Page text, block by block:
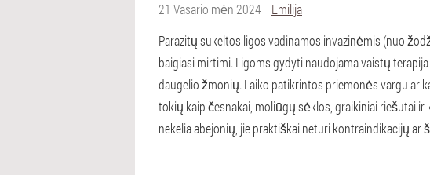
21 Vasario mėn 2024
Emilija
Parazitų sukeltos ligos vadinamos invazinėmis (nuo
baigiasi mirtimi. Ligoms gydyti naudojama vaistų
daugelio žmonių. Laiko patikrintos priemonės vargu ar
tokių kaip česnakai, moliūgų sėklos, graikiniai riešutai
nekelia abejonių, jie praktiškai neturi kontraindikacijų ar